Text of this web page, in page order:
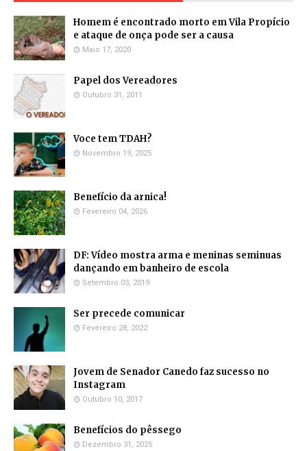
Homem é encontrado morto em Vila Propício
e ataque de onça pode ser a causa
Maio 17, 2020
Papel dos Vereadores
Outubro 31, 2011
Voce tem TDAH?
Novembro 19, 2025
Benefício da arnica!
Fevereiro 04, 2026
DF: Vídeo mostra arma e meninas seminuas
dançando em banheiro de escola
Setembro 03, 2019
Ser precede comunicar
Fevereiro 28, 2022
Jovem de Senador Canedo faz sucesso no
Instagram
Outubro 10, 2017
Benefícios do pêssego
Dezembro 31, 2025